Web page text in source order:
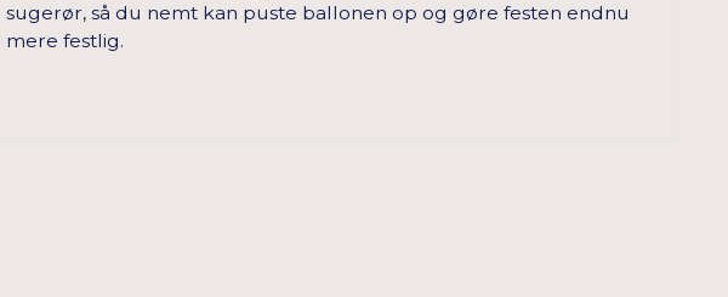
sugerør, så du nemt kan puste ballonen op og gøre festen endnu
mere festlig.